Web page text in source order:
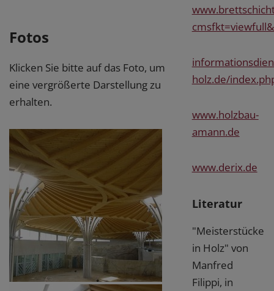
Fotos
Klicken Sie bitte auf das Foto, um
eine vergrößerte Darstellung zu
erhalten.
holz.de/
www.holzbau-
amann.de
www.derix.de
Literatur
"Meisterstücke
in Holz" von
Manfred
Filippi, in